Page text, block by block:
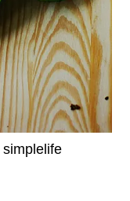
simplelife